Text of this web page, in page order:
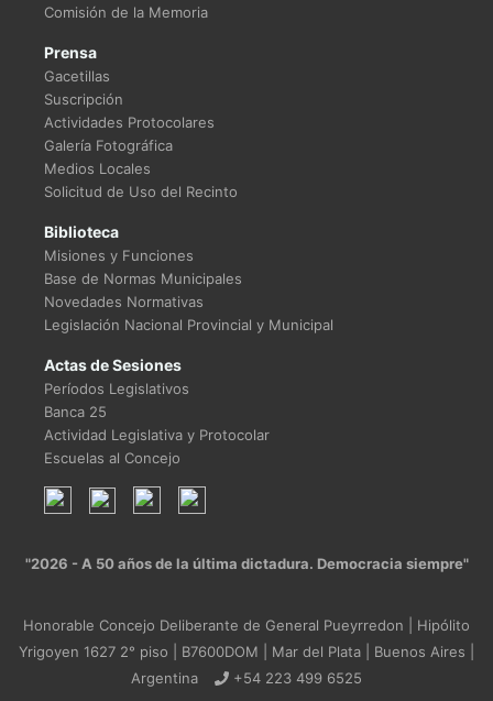
Comisión de la Memoria
Prensa
Gacetillas
Suscripción
Actividades Protocolares
Galería Fotográfica
Medios Locales
Solicitud de Uso del Recinto
Biblioteca
Misiones y Funciones
Base de Normas Municipales
Novedades Normativas
Legislación Nacional Provincial y Municipal
Actas de Sesiones
Períodos Legislativos
Banca 25
Actividad Legislativa y Protocolar
Escuelas al Concejo
"2026 - A 50 años de la última dictadura. Democracia siempre"
Honorable Concejo Deliberante de General Pueyrredon | Hipólito
Yrigoyen 1627 2° piso | B7600DOM | Mar del Plata | Buenos Aires |
Argentina
+54 223 499 6525